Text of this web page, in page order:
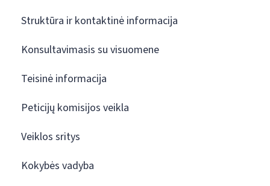
Struktūra ir kontaktinė informacija
Konsultavimasis su visuomene
Teisinė informacija
Peticijų komisijos veikla
Veiklos sritys
Kokybės vadyba